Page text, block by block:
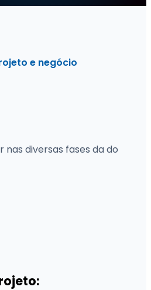
e negócio
nas diversas fases da do